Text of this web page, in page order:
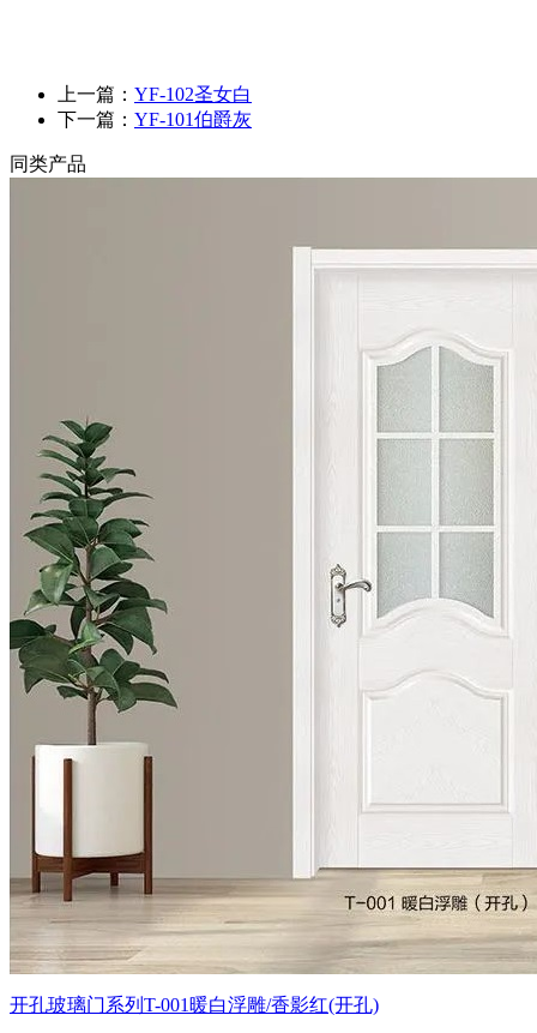
上一篇： YF-102圣女白
下一篇： YF-101伯爵灰
同类产品
开孔玻璃门系列T-001暖白浮雕/香影红(开孔)